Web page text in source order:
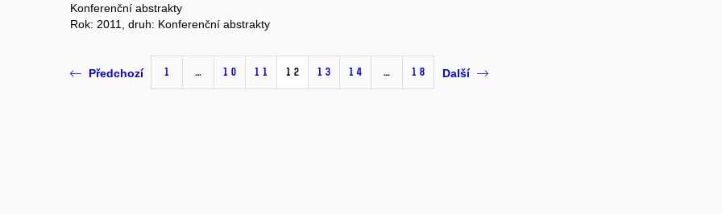
Konferenční abstrakty
Rok: 2011, druh: Konferenční abstrakty
Předchozí 1 … 10 11 12 13 14 … 18 Další